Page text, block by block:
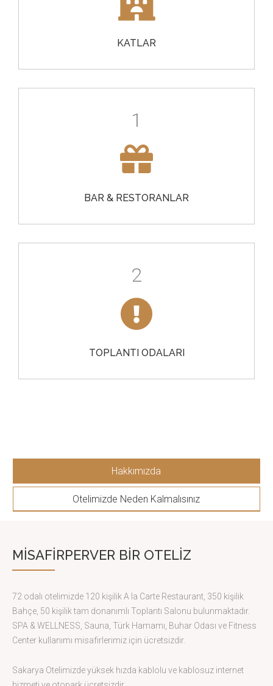
KATLAR
1
BAR & RESTORANLAR
2
TOPLANTI ODALARI
Hakkımızda
Otelimizde Neden Kalmalısınız
MISAFIRPERVER BIR OTELIZ
72 odalı otelimizde 120 kişilik A la Carte Restaurant, 350 kişilik
Bahçe, 50 kişilik tam donanımlı Toplantı Salonu bulunmaktadır.
SPA & WELLNESS, Sauna, Türk Hamamı, Buhar Odası ve Fitness
Center kullanımı misafirlerimiz için ücretsizdir.
Sakarya Otelimizde yüksek hızda kablolu ve kablosuz internet